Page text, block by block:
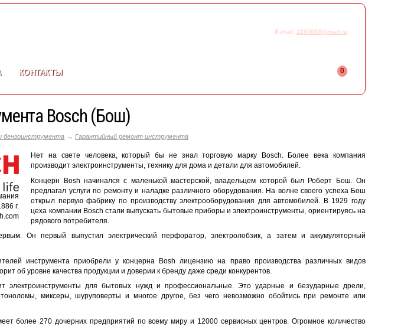
E-mail: 2255053@mail.ru
0
КОНТАКТЫ
Bosch (Бош)
бензоинструмента →Гарантийный ремонт инструмента
г.
Нет на свете человека, который бы не знал торговую марку Bosch. Более века компания
производит электроинструменты, технику для дома и детали для автомобилей.
Концерн Bosh начинался с маленькой мастерской, владельцем которой был Роберт Бош. Он
предлагал услуги по ремонту и наладке различного оборудования. На волне своего успеха Бош
открыл первую фабрику по производству электрооборудования для автомобилей. В 1929 году
цеха компании Bosch стали выпускать бытовые приборы и электроинструменты, ориентируясь на
рядового потребителя.
Он первый выпустил электрический перфоратор, электролобзик, а затем и аккумуляторный
инструмента приобрели у концерна Bosh лицензию на право производства различных видов
об уровне качества продукции и доверии к бренду даже среди конкурентов.
электроинструменты для бытовых нужд и профессиональные. Это ударные и безударные дрели,
миксеры, шуруповерты и многое другое, без чего невозможно обойтись при ремонте или
более 270 дочерних предприятий по всему миру и 12000 сервисных центров. Огромное количество